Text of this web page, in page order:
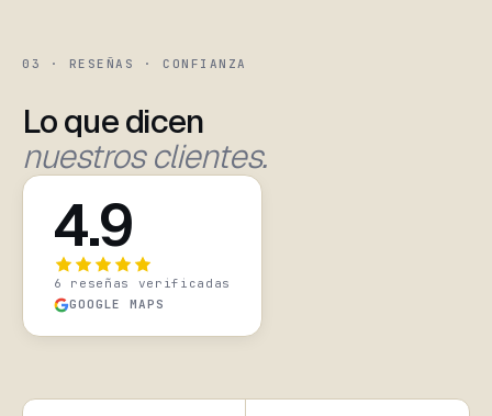
03 · RESEÑAS · CONFIANZA
Lo que dicen
nuestros clientes.
4.9
6 reseñas verificadas
GOOGLE MAPS